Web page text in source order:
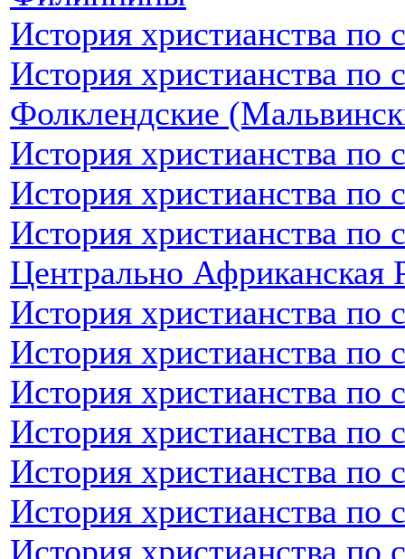
История христианства
История христианства по
Фолклендские
История христианства
История христианства по
История христианства по
Центрально Африканская
История христианства по
История христианства по
История христианства
История христианства по
История христианства
История христианства
История христианства